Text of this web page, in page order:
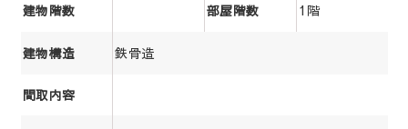
建物階数 部屋階数 1階
建物構造 鉄骨造
間取内容